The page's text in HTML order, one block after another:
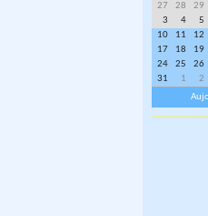
27
28 29
3
4 5
10
11 12
17
18 19
24
25 26
31
1 2